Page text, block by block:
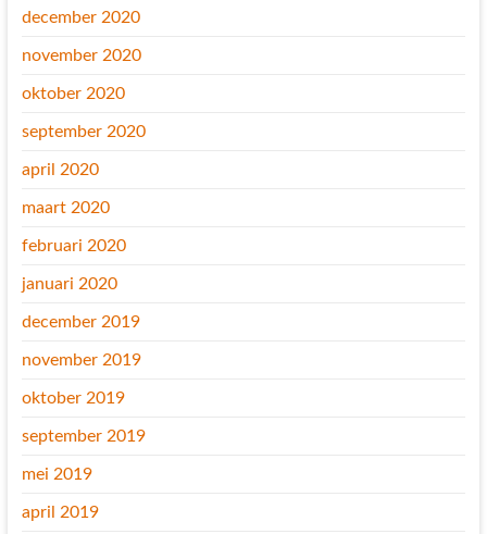
december 2020
november 2020
oktober 2020
september 2020
april 2020
maart 2020
februari 2020
januari 2020
december 2019
november 2019
oktober 2019
september 2019
mei 2019
april 2019